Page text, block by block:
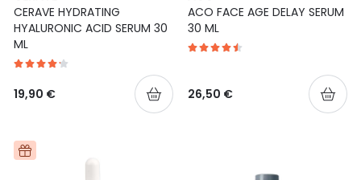
CERAVE HYDRATING
HYALURONIC ACID SERUM 30
ML
19,90 €
ACO FACE AGE DELAY SERUM
30 ML
26,50 €